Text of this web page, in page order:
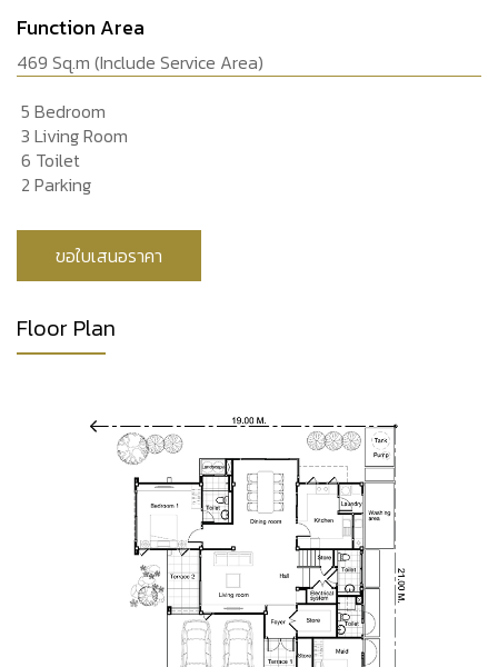
Function Area
469 Sq.m (Include Service Area)
5 Bedroom
3 Living Room
6 Toilet
2 Parking
ขอใบเสนอราคา
Floor Plan